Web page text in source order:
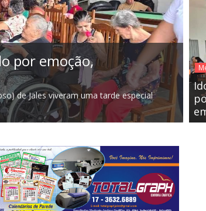
por emoção,
de Jales viveram uma tarde especial